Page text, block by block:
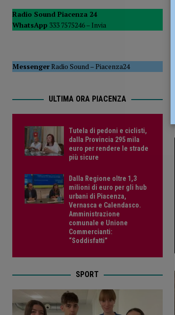
POLITICA
[ 5 Agosto 2026 ] Caldo estremo e asili
Radio Sound Piacenza 24
WhatsApp 333 7575246 – Invia
MessengerRadio Sound–Piacenza24
ULTIMA ORA PIACENZA
Tutela di pedoni e ciclisti,
dalla Provincia 295 mila
euro per rendere le strade
più sicure
Dalla Regione oltre 1,3
milioni di euro per gli hub
urbani di Piacenza,
Vernasca e Calendasco.
Amministrazione
comunale e Unione
Commercianti:
“Soddisfatti”
SPORT